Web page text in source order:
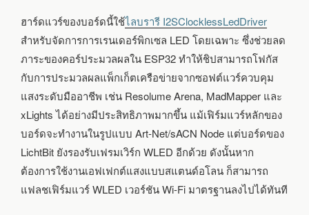
ฮาร์ดแวร์ของบอร์ดนี้ใช้ไลบรารี I2SClocklessLedDriver
สำหรับจัดการการเรนเดอร์พิกเซล LED โดยเฉพาะ ซึ่งช่วยลด
ภาระของคอร์ประมวลผลใน ESP32 ทำให้ชิปสามารถโฟกัส
กับการประมวลผลแพ็กเก็ตเครือข่ายจากซอฟต์แวร์ควบคุม
แสงระดับมืออาชีพ เช่น Resolume Arena, MadMapper และ
xLights ได้อย่างมีประสิทธิภาพมากขึ้น แม้เฟิร์มแวร์หลักของ
บอร์ดจะทำงานในรูปแบบ Art-Net/sACN Node แต่บอร์ดของ
LichtBit ยังรองรับเฟรมเวิร์ก WLED อีกด้วย ดังนั้นหาก
ต้องการใช้งานเอฟเฟกต์แสงแบบสแตนด์อโลน ก็สามารถ
แฟลชเฟิร์มแวร์ WLED เวอร์ชัน Wi-Fi มาตรฐานลงไปได้ทันที